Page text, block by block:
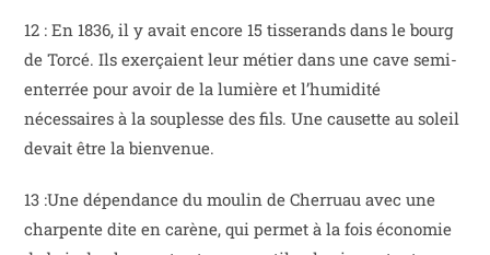
12 : En 1836, il y avait encore 15 tisserands dans le bourg
de Torcé. Ils exerçaient leur métier dans une cave semi-
enterrée pour avoir de la lumière et l’humidité
nécessaires à la souplesse des fils. Une causette au soleil
devait être la bienvenue.
13 :Une dépendance du moulin de Cherruau avec une
charpente dite en carène, qui permet à la fois économie